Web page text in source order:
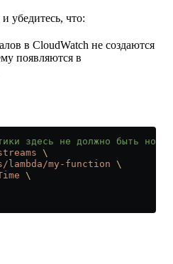
убедитесь, что:
в CloudWatch не создаются
появляются в
здесь не должно быть
\
lambda/my-function \
\